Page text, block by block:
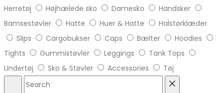
Herretøj
Højhælede sko Damesko
Handsker
Bamsestøvler
Hatte Huer & Hatte
Halstørklæder
Slips
Cargobukser Caps Bælter
Hoodies
Tights
Gummistøvler Leggings
Tank Tops
Undertøj
Sko & Støvler Accessories Tøj